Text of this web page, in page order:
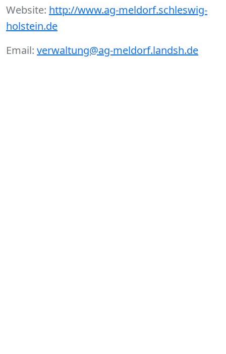
Website: http://www.ag-meldorf.schleswig-
holstein.de
Email: verwaltung@ag-meldorf.landsh.de